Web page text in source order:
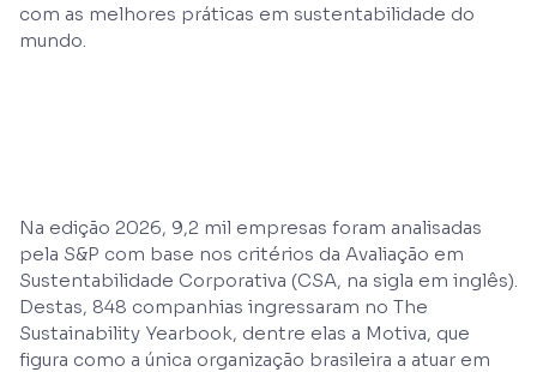
com as melhores práticas em sustentabilidade do
mundo.
Na edição 2026, 9,2 mil empresas foram analisadas
pela S&P com base nos critérios da Avaliação em
Sustentabilidade Corporativa (CSA, na sigla em inglês).
Destas, 848 companhias ingressaram no The
Sustainability Yearbook, dentre elas a Motiva, que
figura como a única organização brasileira a atuar em